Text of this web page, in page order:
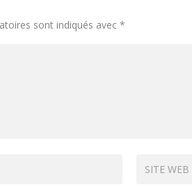
sont indiqués avec*